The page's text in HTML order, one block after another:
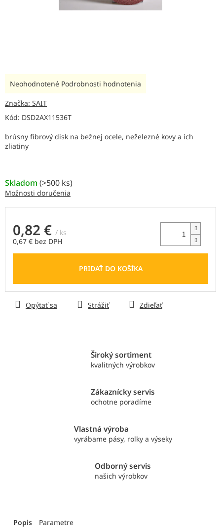
Kód: DSD2AX11536T
Skladom (>500 ks)
Možnosti doručenia
0,82 € / ks
0,67 € bez DPH
Jednotková
PRIDAŤ DO KOŠÍKA
brúsny fíbrový disk na bežnej ocele, neželezné kovy a ich
zliatiny
Opýtať sa Strážiť Zdieľať
Priemerné
produktu
0,0
5
hviezdičiek.
Neohodnotené Podrobnosti hodnotenia
Značka: SAIT
Široký sortiment
kvalitných výrobkov
Zákaznícky servis
ochotne poradíme
Vlastná výroba
vyrábame pásy, rolky a výseky
Odborný servis
našich výrobkov
Popis Parametre